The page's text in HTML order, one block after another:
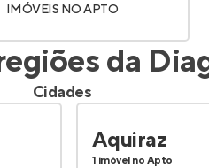
IMÓVEIS NO APTO
da
Cidades
Aquiraz
1 imóvel no Apto